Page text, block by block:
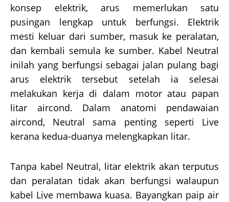
konsep elektrik, arus memerlukan satu
pusingan lengkap untuk berfungsi. Elektrik
mesti keluar dari sumber, masuk ke peralatan,
dan kembali semula ke sumber. Kabel Neutral
inilah yang berfungsi sebagai jalan pulang bagi
arus elektrik tersebut setelah ia selesai
melakukan kerja di dalam motor atau papan
litar aircond. Dalam anatomi pendawaian
aircond, Neutral sama penting seperti Live
kerana kedua-duanya melengkapkan litar.
Tanpa kabel Neutral, litar elektrik akan terputus
dan peralatan tidak akan berfungsi walaupun
kabel Live membawa kuasa. Bayangkan paip air